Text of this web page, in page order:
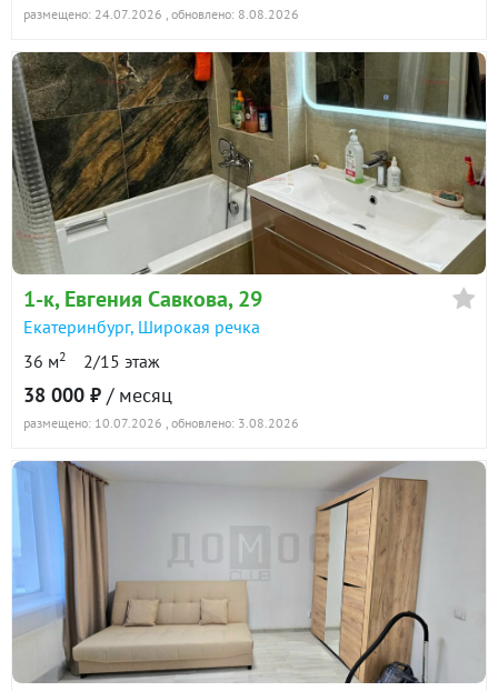
размещено: 24.07.2026 , обновлено: 8.08.2026
1-к, Евгения Савкова, 29
Екатеринбург, Широкая речка
36 м2 2/15 этаж
38 000 ₽ / месяц
размещено: 10.07.2026 , обновлено: 3.08.2026